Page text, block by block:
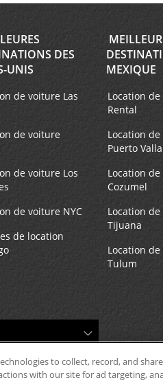
DES
UNIS
de voiture Las
de voiture
de voiture Los
de voiture NYC
de location
MEXIQUE
Location
Rental
Location
Puerto
Location
Cozumel
Location
Tijuana
Location
Tulum
to collect, record, and share
with our site for ad targeting,